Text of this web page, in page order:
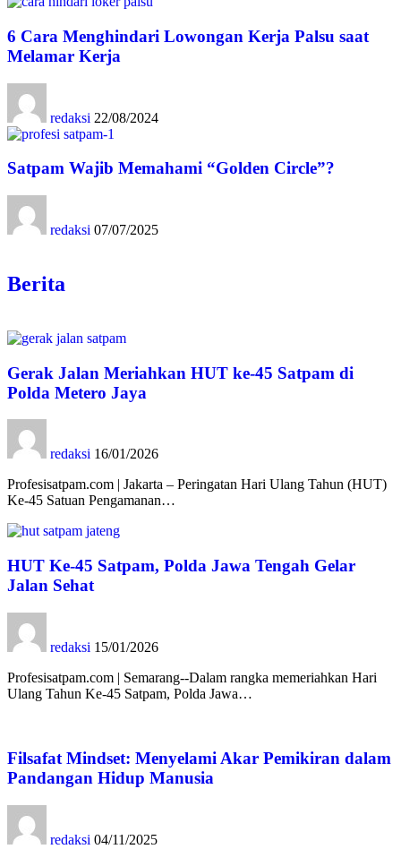
6 Cara Menghindari Lowongan Kerja Palsu saat
Melamar Kerja
redaksi 22/08/2024
Satpam Wajib Memahami “Golden Circle”?
redaksi 07/07/2025
Berita
Gerak Jalan Meriahkan HUT ke-45 Satpam di
Polda Metero Jaya
redaksi 16/01/2026
Profesisatpam.com | Jakarta – Peringatan Hari Ulang Tahun (HUT)
Ke-45 Satuan Pengamanan…
HUT Ke-45 Satpam, Polda Jawa Tengah Gelar
Jalan Sehat
redaksi 15/01/2026
Profesisatpam.com | Semarang--Dalam rangka memeriahkan Hari
Ulang Tahun Ke-45 Satpam, Polda Jawa…
Filsafat Mindset: Menyelami Akar Pemikiran dalam
Pandangan Hidup Manusia
redaksi 04/11/2025